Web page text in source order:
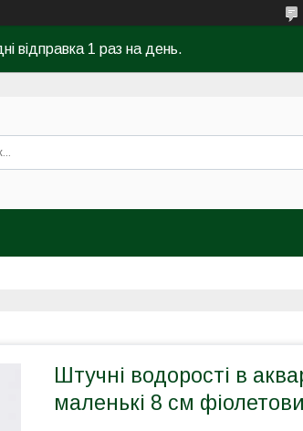
відправка 1 раз на день.
Штучні водорості в
маленькі 8 см